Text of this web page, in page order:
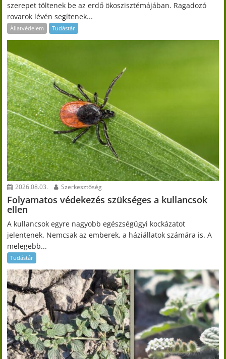
szerepet töltenek be az erdő ökoszisztémájában. Ragadozó
rovarok lévén segítenek...
Állatvédelem Tudástár
2026.08.03. Szerkesztőség
Folyamatos védekezés szükséges a kullancsok
ellen
A kullancsok egyre nagyobb egészségügyi kockázatot
jelentenek. Nemcsak az emberek, a háziállatok számára is. A
melegebb...
Tudástár